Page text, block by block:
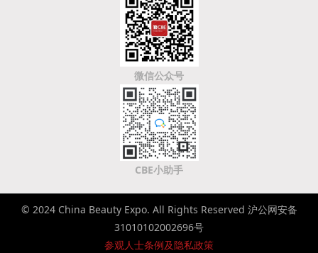
微信公众号
CBE小助手
© 2024 China Beauty Expo. All Rights Reserved 沪公网安备
31010102002696号
参观人士条例及隐私政策